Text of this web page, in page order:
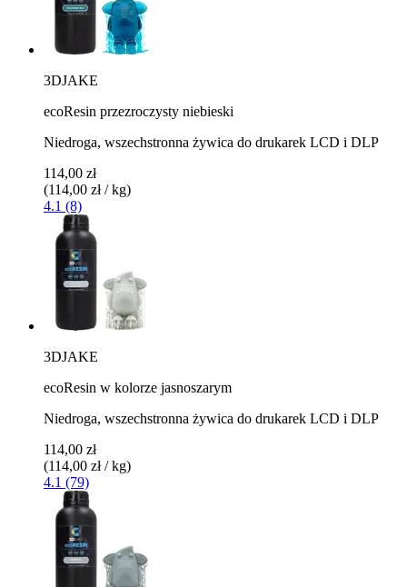
3DJAKE
ecoResin przezroczysty niebieski
Niedroga, wszechstronna żywica do drukarek LCD i DLP
114,00 zł
(114,00 zł / kg)
4.1 (8)
3DJAKE
ecoResin w kolorze jasnoszarym
Niedroga, wszechstronna żywica do drukarek LCD i DLP
114,00 zł
(114,00 zł / kg)
4.1 (79)